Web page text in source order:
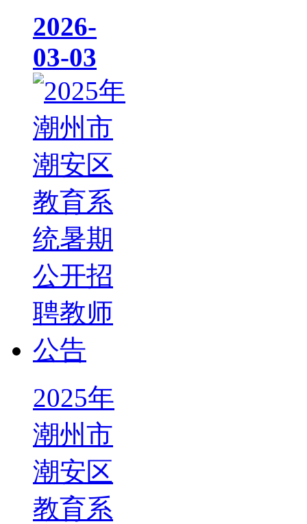
2026-
03-03
2025年
潮州市
潮安区
教育系